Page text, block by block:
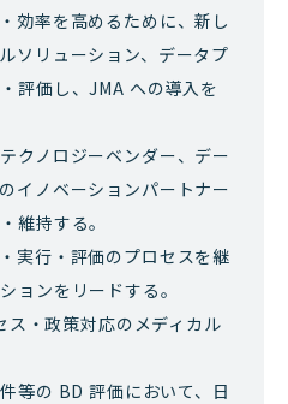
効率を高めるために、新し
ソリューション、データプ
評価し、JMA への導入を
クノロジーベンダー、デー
イノベーションパートナー
維持する。
実行・評価のプロセスを継
ョンをリードする。
・政策対応のメディカル
等の BD 評価において、日